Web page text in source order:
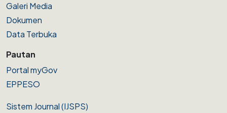
Galeri Media
Dokumen
Data Terbuka
Pautan
Portal myGov
EPPESO
Sistem Journal (IJSPS)